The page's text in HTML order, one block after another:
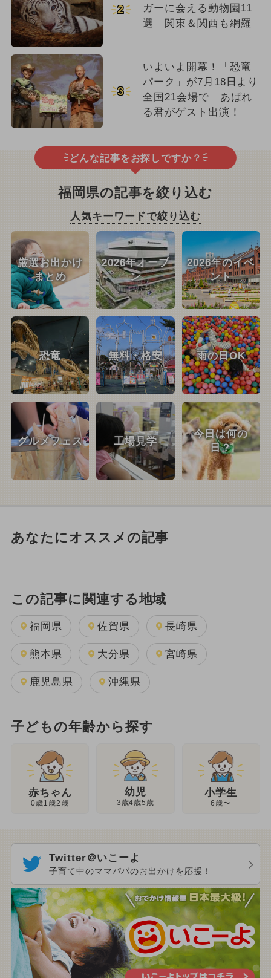
2
ガーに会える動物園11
選 関東＆関西も網羅
3
いよいよ開幕！「恐竜
パーク」が7月18日より
全国21会場で あばれ
る君がゲスト出演！
どんな記事をお探しですか？
福岡県の記事を絞り込む
人気キーワードで絞り込む
厳選お出かけ
まとめ
2026年オープ
ン
2026年のイベ
ント
恐竜 無料・格安 雨の日OK
グルメフェス 工場見学
今日は何の
日？
あなたにオススメの記事
この記事に関連する地域
福岡県 佐賀県 長崎県
熊本県 大分県 宮崎県
鹿児島県 沖縄県
子どもの年齢から探す
赤ちゃん
0歳1歳2歳
幼児
3歳4歳5歳
小学生
6歳〜
Twitter＠いこーよ
子育て中のママパパのお出かけを応援！